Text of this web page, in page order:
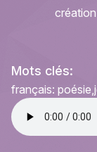
Mots clés:
français: poésie